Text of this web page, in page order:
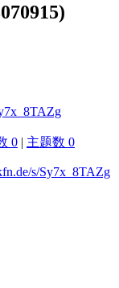
0 | 主题数 0
s/Sy7x_8TAZg